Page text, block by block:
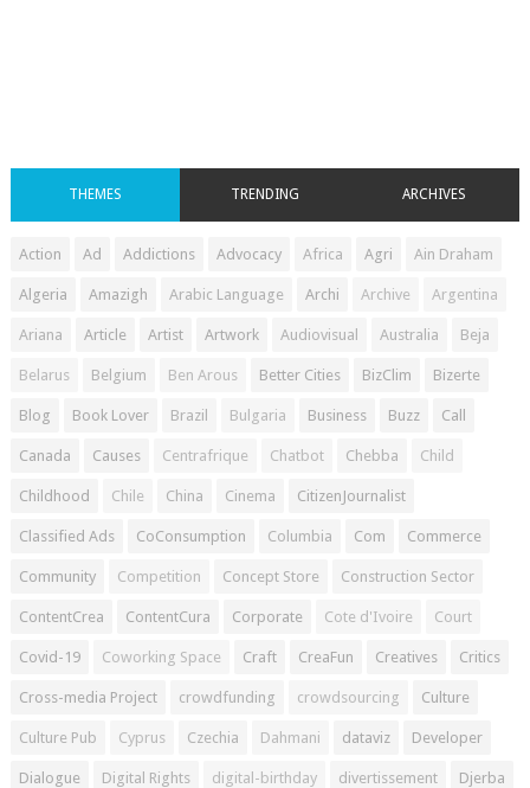
THEMES TRENDING ARCHIVES
Action Ad Addictions Advocacy Africa Agri Ain Draham
Algeria Amazigh Arabic Language Archi Archive Argentina
Ariana Article Artist Artwork Audiovisual Australia Beja
Belarus Belgium Ben Arous Better Cities BizClim Bizerte
Blog Book Lover Brazil Bulgaria Business Buzz Call
Canada Causes Centrafrique Chatbot Chebba Child
Childhood Chile China Cinema CitizenJournalist
Classified Ads CoConsumption Columbia Com Commerce
Community Competition Concept Store Construction Sector
ContentCrea ContentCura Corporate Cote d'Ivoire Court
Covid-19 Coworking Space Craft CreaFun Creatives Critics
Cross-media Project crowdfunding crowdsourcing Culture
Culture Pub Cyprus Czechia Dahmani dataviz Developer
Dialogue Digital Rights digital-birthday divertissement Djerba